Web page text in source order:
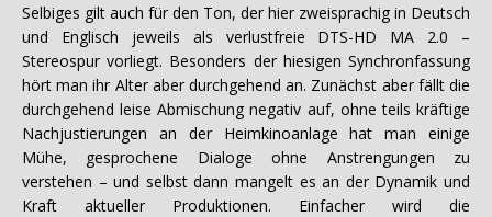
Selbiges gilt auch für den Ton, der hier zweisprachig in Deutsch
und Englisch jeweils als verlustfreie DTS-HD MA 2.0 –
Stereospur vorliegt. Besonders der hiesigen Synchronfassung
hört man ihr Alter aber durchgehend an. Zunächst aber fällt die
durchgehend leise Abmischung negativ auf, ohne teils kräftige
Nachjustierungen an der Heimkinoanlage hat man einige
Mühe, gesprochene Dialoge ohne Anstrengungen zu
verstehen – und selbst dann mangelt es an der Dynamik und
Kraft aktueller Produktionen. Einfacher wird die